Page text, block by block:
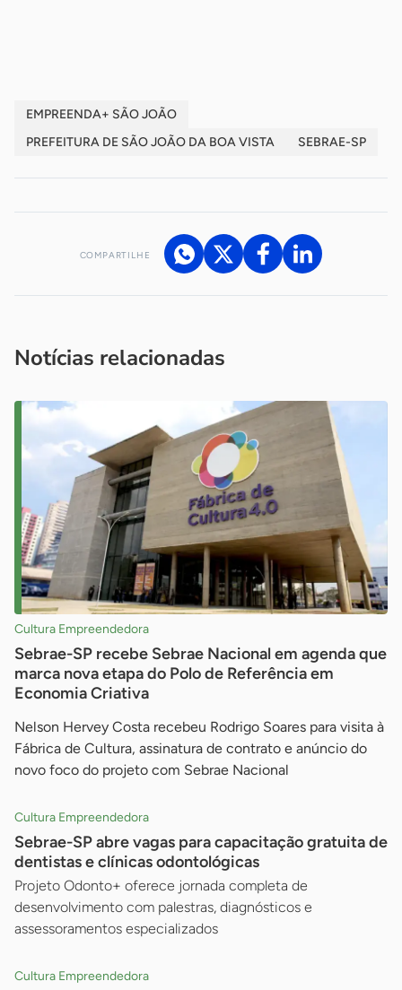
EMPREENDA+ SÃO JOÃO
PREFEITURA DE SÃO JOÃO DA BOA VISTA
SEBRAE-SP
COMPARTILHE
Notícias relacionadas
Cultura Empreendedora
Sebrae-SP recebe Sebrae Nacional em agenda que
marca nova etapa do Polo de Referência em
Economia Criativa
Nelson Hervey Costa recebeu Rodrigo Soares para visita à
Fábrica de Cultura, assinatura de contrato e anúncio do
novo foco do projeto com Sebrae Nacional
Cultura Empreendedora
Sebrae-SP abre vagas para capacitação gratuita de
dentistas e clínicas odontológicas
Projeto Odonto+ oferece jornada completa de
desenvolvimento com palestras, diagnósticos e
assessoramentos especializados
Cultura Empreendedora